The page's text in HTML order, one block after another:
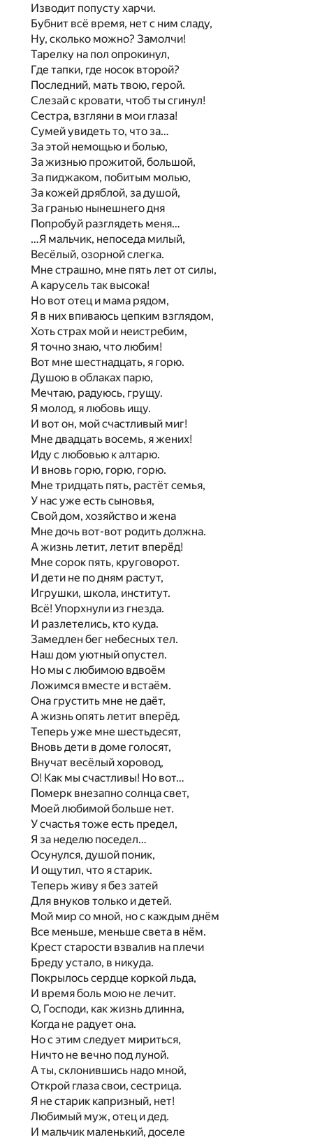
Изводит попусту харчи.
Бубнит всё время, нет с ним сладу,
Ну, сколько можно? Замолчи!
Тарелку на пол опрокинул,
Где тапки, где носок второй?
Последний, мать твою, герой.
Слезай с кровати, чтоб ты сгинул!
Сестра, взгляни в мои глаза!
Сумей увидеть то, что за…
За этой немощью и болью,
За жизнью прожитой, большой,
За пиджаком, побитым молью,
За кожей дряблой, за душой,
За гранью нынешнего дня
Попробуй разглядеть меня…
…Я мальчик, непоседа милый,
Весёлый, озорной слегка.
Мне страшно, мне пять лет от силы,
А карусель так высока!
Но вот отец и мама рядом,
Я в них впиваюсь цепким взглядом,
Хоть страх мой и неистребим,
Я точно знаю, что любим!
Вот мне шестнадцать, я горю.
Душою в облаках парю,
Мечтаю, радуюсь, грущу.
Я молод, я любовь ищу.
И вот он, мой счастливый миг!
Мне двадцать восемь, я жених!
Иду с любовью к алтарю.
И вновь горю, горю, горю.
Мне тридцать пять, растёт семья,
У нас уже есть сыновья,
Свой дом, хозяйство и жена
Мне дочь вот-вот родить должна.
А жизнь летит, летит вперёд!
Мне сорок пять, круговорот.
И дети не по дням растут,
Игрушки, школа, институт.
Всё! Упорхнули из гнезда.
И разлетелись, кто куда.
Замедлен бег небесных тел.
Наш дом уютный опустел.
Но мы с любимою вдвоём
Ложимся вместе и встаём.
Она грустить мне не даёт,
А жизнь опять летит вперёд.
Теперь уже мне шестьдесят,
Вновь дети в доме голосят,
Внучат весёлый хоровод,
О! Как мы счастливы! Но вот…
Померк внезапно солнца свет,
Моей любимой больше нет.
У счастья тоже есть предел,
Я за неделю поседел…
Осунулся, душой поник,
И ощутил, что я старик.
Теперь живу я без затей
Для внуков только и детей.
Мой мир со мной, но с каждым днём
Все меньше, меньше света в нём.
Крест старости взвалив на плечи
Бреду устало, в никуда.
Покрылось сердце коркой льда,
И время боль мою не лечит.
О, Господи, как жизнь длинна,
Когда не радует она.
Но с этим следует мириться,
Ничто не вечно под луной.
А ты, склонившись надо мной,
Открой глаза свои, сестрица.
Я не старик капризный, нет!
Любимый муж, отец и дед.
И мальчик маленький, доселе